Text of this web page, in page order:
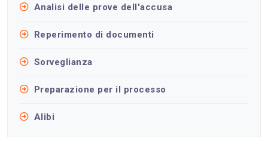
Analisi delle prove dell'accusa
Reperimento di documenti
Sorveglianza
Preparazione per il processo
Alibi